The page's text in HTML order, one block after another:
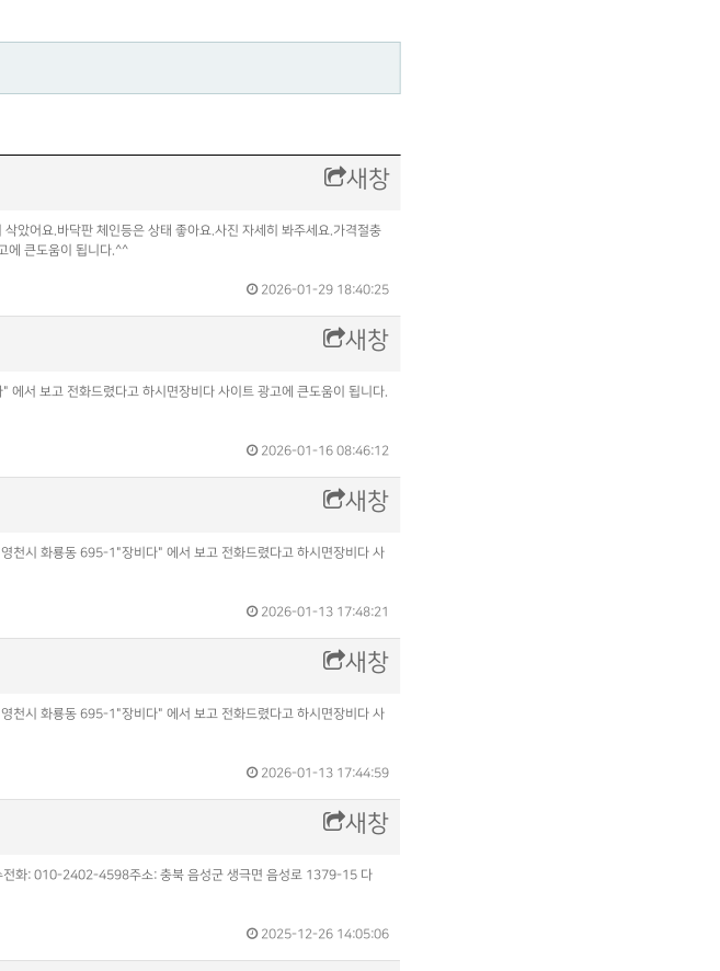
새창
았어요.바닥판 체인등은 상태 좋아요.사진 자세히 봐주세요.가격절충
에 큰도움이 됩니다.^^
2026-01-29 18:40:25
새창
서 보고 전화드렸다고 하시면장비다 사이트 광고에 큰도움이 됩니다.
2026-01-16 08:46:12
새창
시 화룡동 695-1"장비다" 에서 보고 전화드렸다고 하시면장비다 사
2026-01-13 17:48:21
새창
시 화룡동 695-1"장비다" 에서 보고 전화드렸다고 하시면장비다 사
2026-01-13 17:44:59
새창
전화: 010-2402-4598주소: 충북 음성군 생극면 음성로 1379-15 다
2025-12-26 14:05:06